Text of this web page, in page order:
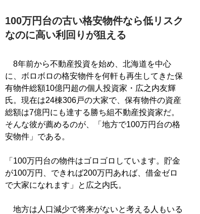
100万円台の古い格安物件なら低リスク
なのに高い利回りが狙える
8年前から不動産投資を始め、北海道を中心
に、ボロボロの格安物件を何軒も再生してきた保
有物件総額10億円超の個人投資家・広之内友輝
氏。現在は24棟306戸の大家で、保有物件の資産
総額は7億円にも達する勝ち組不動産投資家だ。
そんな彼が薦めるのが、「地方で100万円台の格
安物件」である。
「100万円台の物件はゴロゴロしています。貯金
が100万円、できれば200万円あれば、借金ゼロ
で大家になれます」と広之内氏。
地方は人口減少で将来がないと考える人もいる